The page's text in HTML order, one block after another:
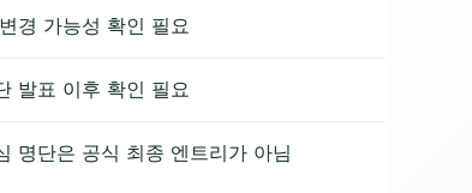
경 가능성 확인 필요
발표 이후 확인 필요
명단은 공식 최종 엔트리가 아님